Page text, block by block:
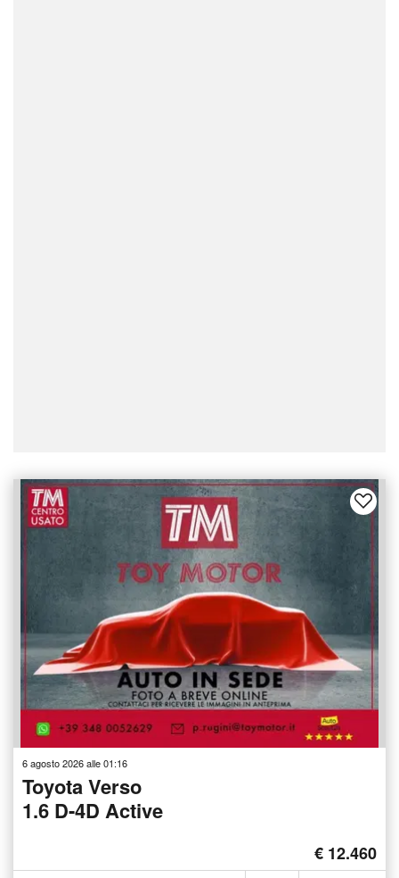
6 agosto 2026 alle 01:16
Toyota Verso
1.6 D-4D Active
€ 12.460